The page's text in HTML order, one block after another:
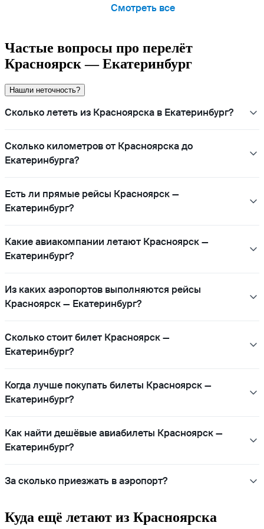
Смотреть все
Частые вопросы про перелёт
Красноярск — Екатеринбург
Нашли неточность?
Сколько лететь из Красноярска в Екатеринбург?
Сколько километров от Красноярска до
Екатеринбурга?
Есть ли прямые рейсы Красноярск —
Екатеринбург?
Какие авиакомпании летают Красноярск —
Екатеринбург?
Из каких аэропортов выполняются рейсы
Красноярск — Екатеринбург?
Сколько стоит билет Красноярск —
Екатеринбург?
Когда лучше покупать билеты Красноярск —
Екатеринбург?
Как найти дешёвые авиабилеты Красноярск —
Екатеринбург?
За сколько приезжать в аэропорт?
Куда ещё летают из Красноярска